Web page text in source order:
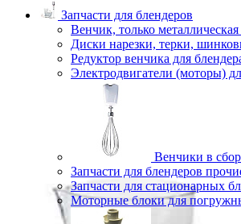
Запчасти для блендеров
Венчик, только
Диски нарезки, терки,
Редуктор венчика для
Электродвигатели (моторы)
Венчики в
Запчасти для блендеров
Запчасти для стационарных
Моторные блоки для